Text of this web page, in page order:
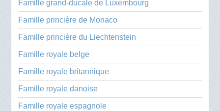
Famille grand-ducale de Luxembourg
Famille princière de Monaco
Famille princière du Liechtenstein
Famille royale belge
Famille royale britannique
Famille royale danoise
Famille royale espagnole